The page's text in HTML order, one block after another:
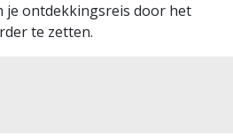
je ontdekkingsreis door het
te zetten.